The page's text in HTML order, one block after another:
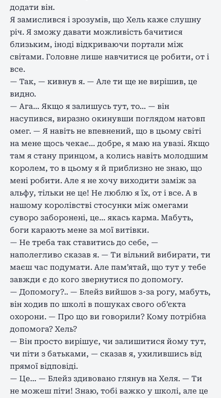
додати він.
Я замислився і зрозумів, що Хель каже слушну
річ. Я зможу давати можливість бачитися
близьким, іноді відкриваючи портали між
світами. Головне лише навчитися це робити, от і
все.
— Так, — кивнув я. — Але ти ще не вирішив, це
видно.
— Ага… Якщо я залишусь тут, то… — він
насупився, виразно окинувши поглядом натовп
омег. — Я навіть не впевнений, що в цьому світі
на мене щось чекає… добре, я маю на увазі. Якщо
там я стану принцом, а колись навіть молодшим
королем, то в цьому я й приблизно не знаю, що
мені робити. Але я не хочу виходити заміж за
альфу, тільки не це! Не люблю я їх, от і все. А в
нашому королівстві стосунки між омегами
суворо заборонені, це… якась карма. Мабуть,
боги карають мене за мої витівки.
— Не треба так ставитись до себе, —
наполегливо сказав я. — Ти вільний вибирати, ти
маєш час подумати. Але пам’ятай, що тут у тебе
завжди є до кого звернутися по допомогу.
— Допомогу?.. — Блейз вийшов з-за рогу, мабуть,
він ходив по школі в пошуках свого об’єкта
охорони. — Про що ви говорили? Кому потрібна
допомога? Хель?
— Він просто вирішує, чи залишитися йому тут,
чи піти з батьками, — сказав я, ухилившись від
прямої відповіді.
— Це… — Блейз здивовано глянув на Хеля. — Ти
не можеш піти! Знаю, тобі важко у школі, але це